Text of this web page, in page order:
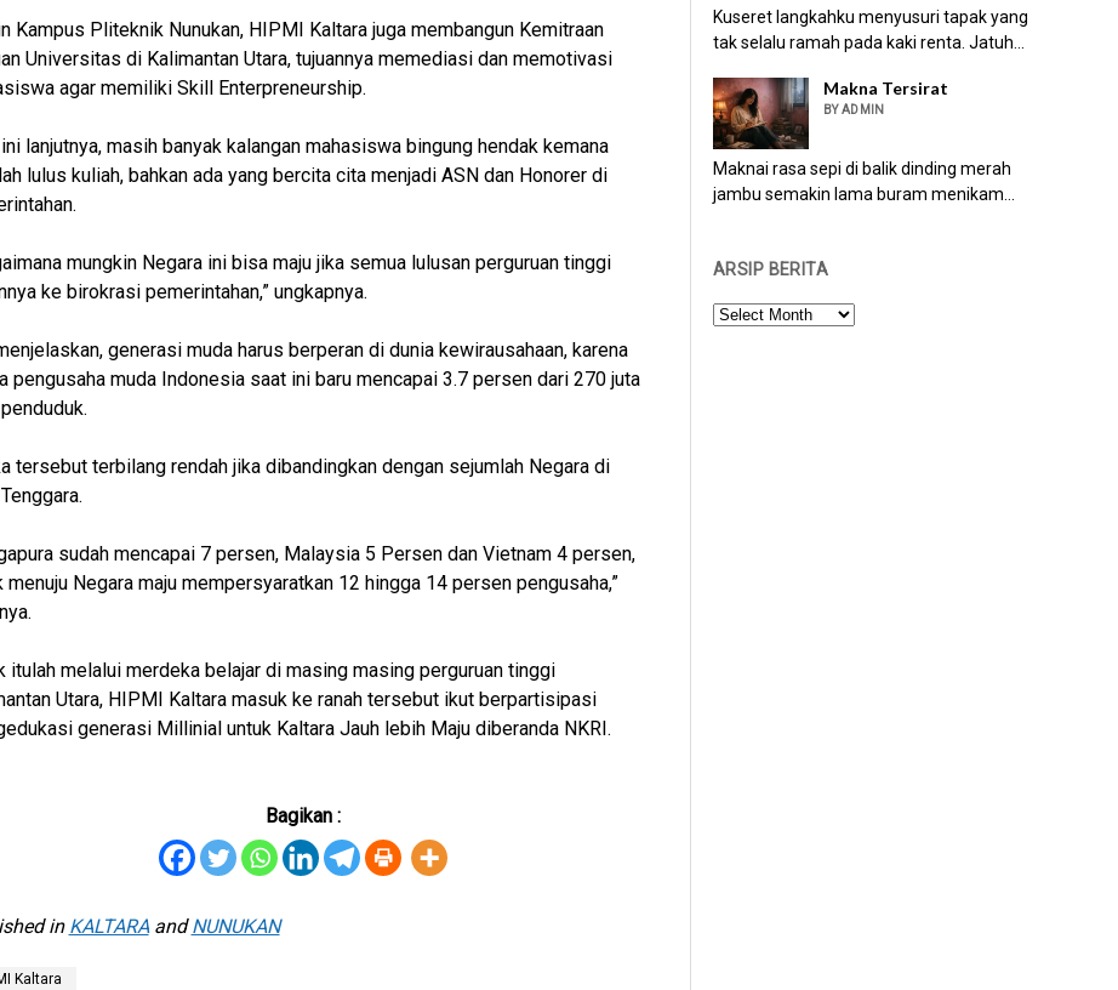
Kampus Pliteknik Nunukan, HIPMI Kaltara juga membangun Kemitraan
Universitas di Kalimantan Utara, tujuannya memediasi dan memotivasi
agar memiliki Skill Enterpreneurship.
lanjutnya, masih banyak kalangan mahasiswa bingung hendak kemana
lulus kuliah, bahkan ada yang bercita cita menjadi ASN dan Honorer di
mungkin Negara ini bisa maju jika semua lulusan perguruan tinggi
ke birokrasi pemerintahan,” ungkapnya.
generasi muda harus berperan di dunia kewirausahaan, karena
pengusaha muda Indonesia saat ini baru mencapai 3.7 persen dari 270 juta
tersebut terbilang rendah jika dibandingkan dengan sejumlah Negara di
sudah mencapai 7 persen, Malaysia 5 Persen dan Vietnam 4 persen,
menuju Negara maju mempersyaratkan 12 hingga 14 persen pengusaha,”
itulah melalui merdeka belajar di masing masing perguruan tinggi
Utara, HIPMI Kaltara masuk ke ranah tersebut ikut berpartisipasi
generasi Millinial untuk Kaltara Jauh lebih Maju diberanda NKRI.
Bagikan :
in KALTARAandNUNUKAN
Kaltara
Kuseret langkahku menyusuri tapak yang
tak selalu ramah pada kaki renta. Jatuh...
Makna Tersirat
BY ADMIN
Maknai rasa sepi di balik dinding merah
jambu semakin lama buram menikam...
ARSIP BERITA
ARSIP